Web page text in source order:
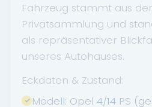
Fahrzeug stammt aus
Privatsammlung und
als repräsentativer
unseres Autohauses.
Eckdaten & Zustand:
Modell: Opel 4/14 PS